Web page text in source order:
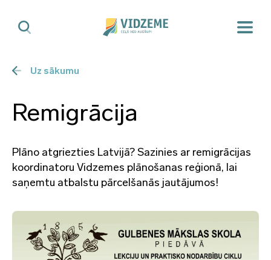
Uz sākumu
Remigrācija
Plāno atgriezties Latvijā? Sazinies ar remigrācijas
koordinatoru Vidzemes plānošanas reģionā, lai
saņemtu atbalstu pārcelšanās jautājumos!